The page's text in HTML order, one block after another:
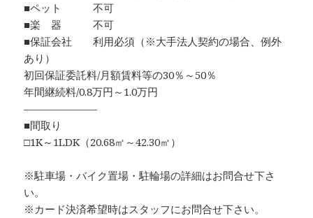
■ペット 不可
■楽 器 不可
■保証会社 利用必須（※大手法人契約の場合、例外
あり）
初回保証委託料/月額賃料等の30％～50％
年間継続料/0.8万円～1.0万円
―――――――
■間取り
□1K～1LDK（20.68㎡～42.30㎡）
※駐車場・バイク置場・駐輪場の詳細はお問合せ下さ
い。
※カード決済希望時はスタッフにお問合せ下さい。